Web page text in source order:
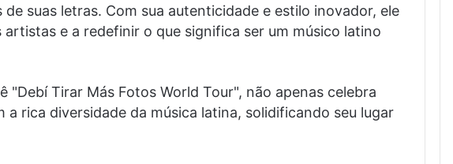
suas letras. Com sua autenticidade e estilo inovador, ele
e a redefinir o que significa ser um músico latino
"Debí Tirar Más Fotos World Tour", não apenas celebra
a rica diversidade da música latina, solidificando seu lugar